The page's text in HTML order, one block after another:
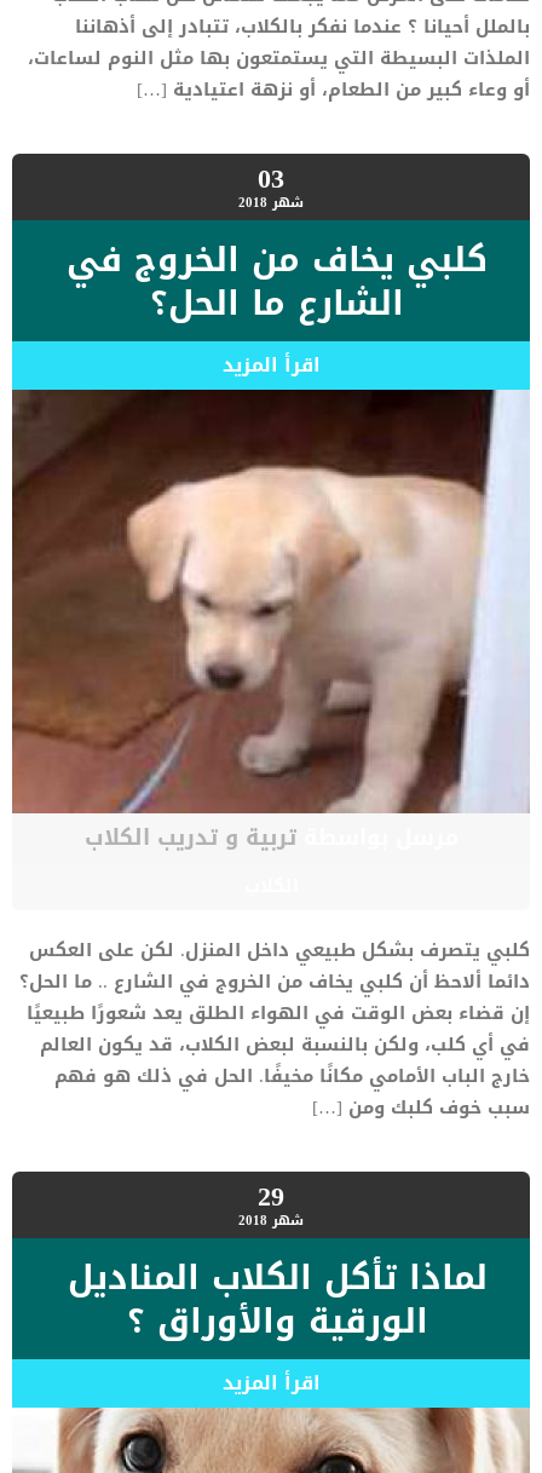
بالملل أحيانا ؟ عندما نفكر بالكلاب، تتبادر إلى أذهاننا
الملذات البسيطة التي يستمتعون بها مثل النوم لساعات،
أو وعاء كبير من الطعام، أو نزهة اعتيادية […]
03شهر 2018
كلبي يخاف من الخروج في
الشارع ما الحل؟
اقرأ المزيد
مرسل بواسطةتربية و تدريب الكلاب
كلبي يتصرف بشكل طبيعي داخل المنزل. لكن على العكس
دائما ألاحظ أن كلبي يخاف من الخروج في الشارع .. ما الحل؟
إن قضاء بعض الوقت في الهواء الطلق يعد شعورًا طبيعيًا
في أي كلب، ولكن بالنسبة لبعض الكلاب، قد يكون العالم
خارج الباب الأمامي مكانًا مخيفًا. الحل في ذلك هو فهم
سبب خوف كلبك ومن […]
29شهر 2018
لماذا تأكل الكلاب المناديل
الورقية والأوراق ؟
اقرأ المزيد